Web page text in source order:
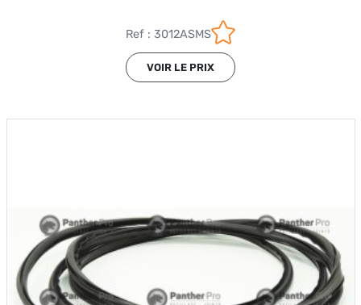
Ref : 3012ASMS
VOIR LE PRIX